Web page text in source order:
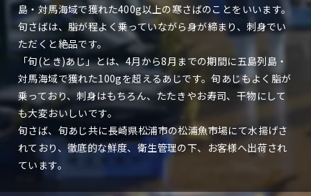
島・対馬海域で獲れた400g以上の寒さばのことをいいます。
旬さばは、脂が程よく乗っていながら身が締まり、刺身でい
ただくと絶品です。
「旬(とき)あじ」とは、4月から8月までの期間に五島列島・
対馬海域で獲れた100gを超えるあじです。旬あじもよく脂が
乗っており、刺身はもちろん、たたきやお寿司、干物にして
も大変おいしいです。
旬さば、旬あじ共に長崎県松浦市の松浦魚市場にて水揚げさ
れており、徹底的な鮮度、衛生管理の下、お客様へ出荷され
ています。